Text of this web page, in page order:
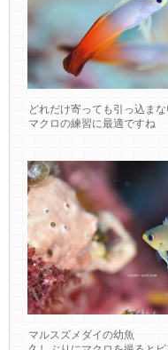
どれだけ寄っても引っ込ま
マクロの練習に最適ですね
マルスズメダイの幼魚